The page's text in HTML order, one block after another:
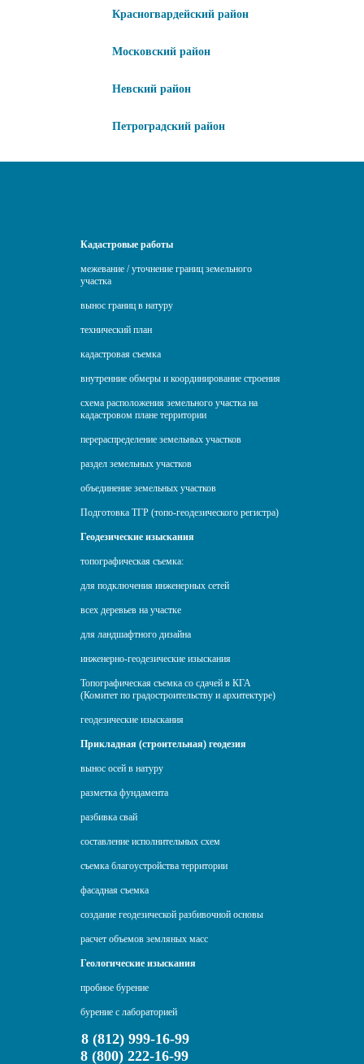
Красногвардейский район
Московский район
Невский район
Петроградский район
Кадастровые работы
межевание / уточнение границ земельного
участка
вынос границ в натуру
технический план
кадастровая съемка
внутренние обмеры и координирование строения
схема расположения земельного участка на
кадастровом плане территории
перераспределение земельных участков
раздел земельных участков
объединение земельных участков
Подготовка ТГР (топо-геодезического регистра)
Геодезические изыскания
топографическая съемка:
для подключения инженерных сетей
всех деревьев на участке
для ландшафтного дизайна
инженерно-геодезические изыскания
Топографическая съемка со сдачей в КГА
(Комитет по градостроительству и архитектуре)
геодезические изыскания
Прикладная (строительная) геодезия
вынос осей в натуру
разметка фундамента
разбивка свай
составление исполнительных схем
съемка благоустройства территории
фасадная съемка
создание геодезической разбивочной основы
расчет объемов земляных масс
Геологические изыскания
пробное бурение
бурение с лабораторией
8 (812) 999-16-99
8 (800) 222-16-99